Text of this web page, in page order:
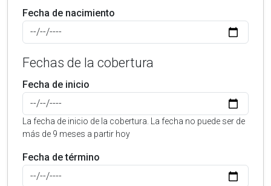
Fecha de nacimiento
Fechas de la cobertura
Fecha de inicio
La fecha de inicio de la cobertura. La fecha no puede ser de
más de 9 meses a partir hoy
Fecha de término